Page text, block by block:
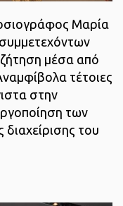
Μαρία
μέσα από
τέτοιες
στην
των
διαχείρισης του